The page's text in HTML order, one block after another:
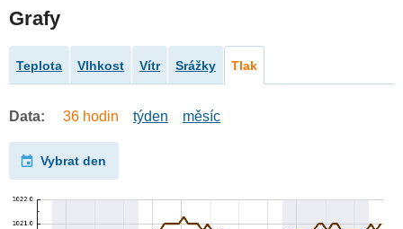
Grafy
Teplota Vlhkost Vítr Srážky Tlak
Data: 36 hodin týden měsíc
Vybrat den